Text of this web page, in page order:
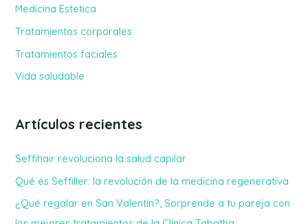
o
r
:
Medicina Estetica
Tratamientos corporales
Tratamientos faciales
Vida saludable
Artículos recientes
Seffihair revoluciona la salud capilar
Qué es Seffiller: la revolución de la medicina regenerativa
¿Qué regalar en San Valentín?, Sorprende a tu pareja con